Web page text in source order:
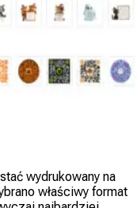
wydrukowany na
właściwy format